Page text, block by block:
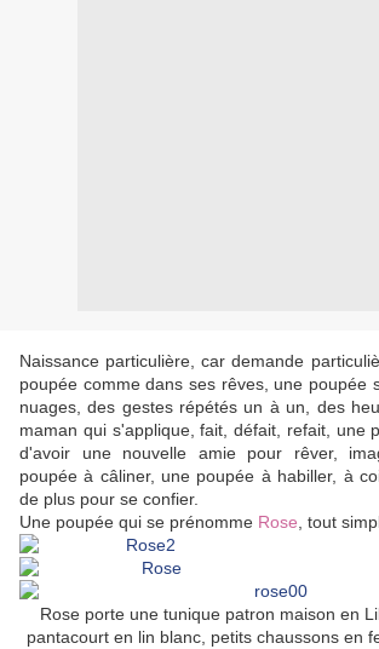
Naissance particulière, car demande
poupée comme dans ses rêves, une poupée
nuages, des gestes répétés un à un, des
maman qui s'applique, fait, défait, refait, une
d'avoir une nouvelle amie pour rêver,
poupée à câliner, une poupée à habiller, à
de plus pour se confier.
Une poupée qui se prénomme Rose , tout
Rose porte une tunique patron maison en
pantacourt en lin blanc, petits chaussons en